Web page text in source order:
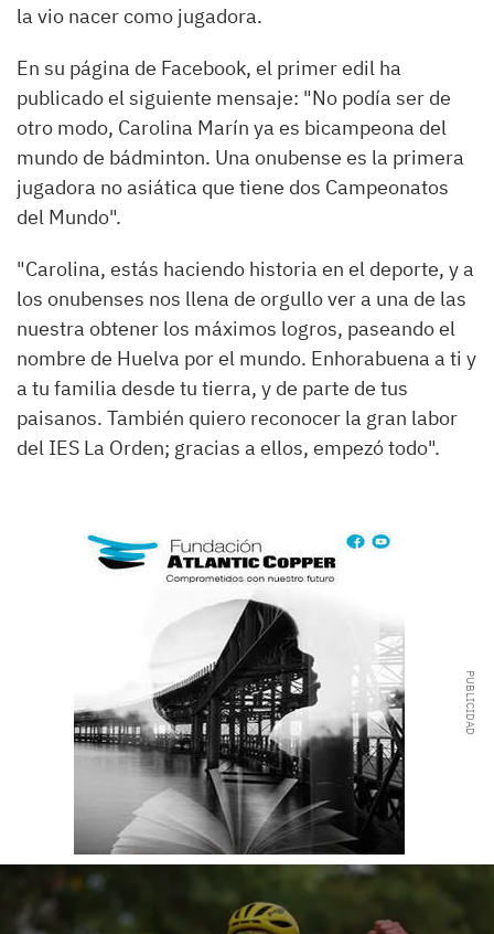
la vio nacer como jugadora.
En su página de Facebook, el primer edil ha
publicado el siguiente mensaje: "No podía ser de
otro modo, Carolina Marín ya es bicampeona del
mundo de bádminton. Una onubense es la primera
jugadora no asiática que tiene dos Campeonatos
del Mundo".
"Carolina, estás haciendo historia en el deporte, y a
los onubenses nos llena de orgullo ver a una de las
nuestra obtener los máximos logros, paseando el
nombre de Huelva por el mundo. Enhorabuena a ti y
a tu familia desde tu tierra, y de parte de tus
paisanos. También quiero reconocer la gran labor
del IES La Orden; gracias a ellos, empezó todo".